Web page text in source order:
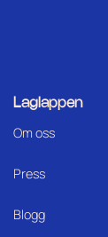
Laglappen
Om oss
Press
Blogg